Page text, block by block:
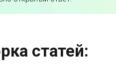
статей: